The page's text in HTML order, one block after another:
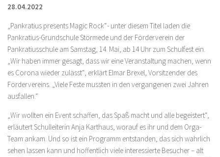
28.04.2022
„Pankratius presents Magic Rock“- unter diesem Titel laden die
Pankratius-Grundschule Störmede und der Förderverein der
Pankratiusschule am Samstag, 14. Mai, ab 14 Uhr zum Schulfest ein.
„Wir haben immer gesagt, dass wir eine Veranstaltung machen, wenn
es Corona wieder zulässt“, erklärt Elmar Brexel, Vorsitzender des
Fördervereins. „Viele Feste mussten in den vergangenen zwei Jahren
ausfallen.“
„Wir wollten ein Event schaffen, das Spaß macht und alle begeistert“,
erläutert Schulleiterin Anja Karthaus, worauf es ihr und dem Orga-
Team ankam. Und so ist ein Programm entstanden, das sich wahrlich
sehen lassen kann und hoffentlich viele interessierte Besucher – alt